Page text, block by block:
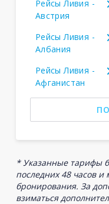
Рейсы Ливия -
Австрия
Рейсы Ливия -
Албания
Рейсы Ливия -
Афганистан
* Указанные тарифы
последних 48 часов
бронирования. За
взиматься